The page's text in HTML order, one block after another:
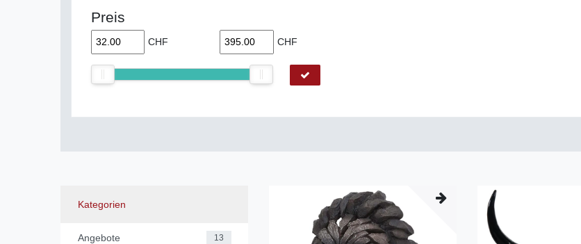
Preis
CHF CHF
Kategorien
Angebote 13